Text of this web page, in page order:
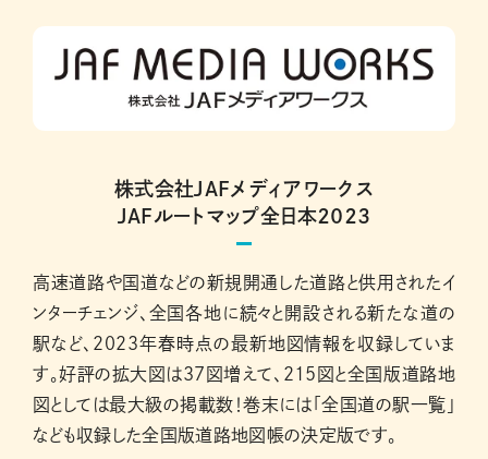
株式会社JAFメディアワークス
JAFルートマップ全日本２０２３
高速道路や国道などの新規開通した道路と供用されたイ
ンターチェンジ、全国各地に続々と開設される新たな道の
駅など、２０２３年春時点の最新地図情報を収録していま
す。好評の拡大図は37図増えて、215図と全国版道路地
図としては最大級の掲載数！巻末には「全国道の駅一覧」
なども収録した全国版道路地図帳の決定版です。